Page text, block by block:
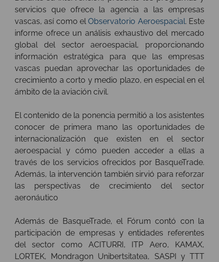
servicios que ofrece la agencia a las empresas
vascas, así como elObservatorio Aeroespacial. Este
informe ofrece un análisis exhaustivo del mercado
global del sector aeroespacial, proporcionando
información estratégica para que las empresas
vascas puedan aprovechar las oportunidades de
crecimiento a corto y medio plazo, en especial en el
ámbito de la aviación civil.
El contenido de la ponencia permitió a los asistentes
conocer de primera mano las oportunidades de
internacionalización que existen en el sector
aeroespacial y cómo pueden acceder a ellas a
través de los servicios ofrecidos por BasqueTrade.
Además, la intervención también sirvió para reforzar
las perspectivas de crecimiento del sector
aeronáutico
Además de BasqueTrade, el Fórum contó con la
participación de empresas y entidades referentes
del sector como ACITURRI, ITP Aero, KAMAX,
LORTEK, Mondragon Unibertsitatea, SASPI y TTT